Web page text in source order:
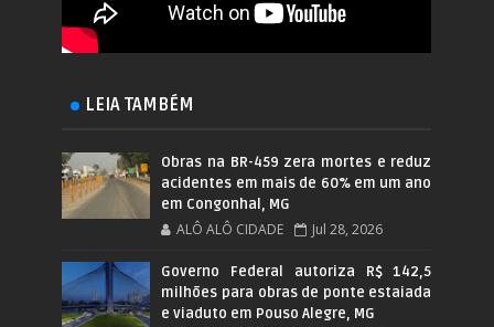
LEIA TAMBÉM
Obras na BR-459 zera mortes e reduz
acidentes em mais de 60% em um ano
em Congonhal, MG
ALÔ ALÔ CIDADE Jul 28, 2026
Governo Federal autoriza R$ 142,5
milhões para obras de ponte estaiada
e viaduto em Pouso Alegre, MG